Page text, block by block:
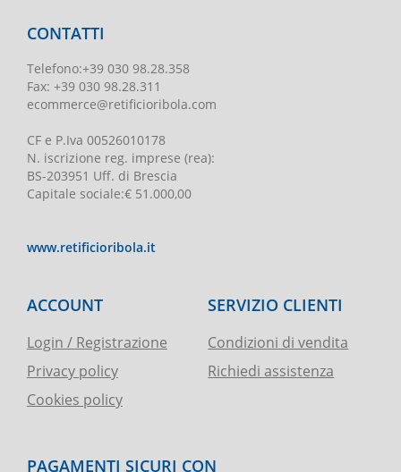
CONTATTI
Telefono:+39 030 98.28.358
Fax: +39 030 98.28.311
ecommerce@retificioribola.com
CF e P.Iva 00526010178
N. iscrizione reg. imprese (rea):
BS-203951 Uff. di Brescia
Capitale sociale:€ 51.000,00
www.retificioribola.it
ACCOUNT
Login / Registrazione
Privacy policy
Cookies policy
SERVIZIO CLIENTI
Condizioni di vendita
Richiedi assistenza
PAGAMENTI SICURI CON